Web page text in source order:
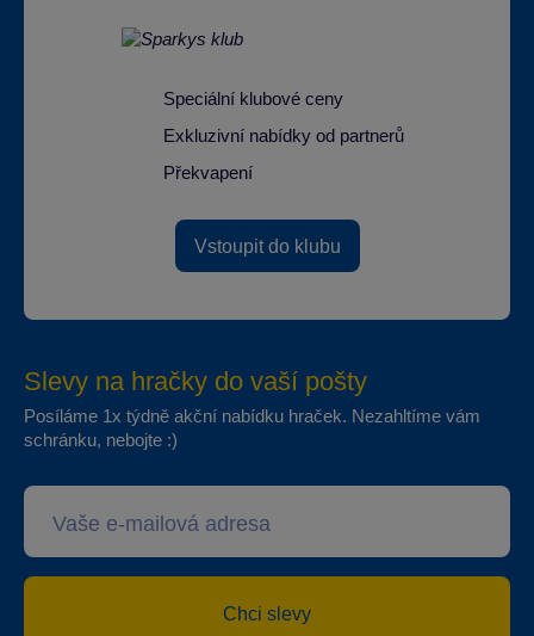
Speciální klubové ceny
Exkluzivní nabídky od partnerů
Překvapení
Vstoupit do klubu
Slevy na hračky do vaší pošty
Posíláme 1x týdně akční nabídku hraček. Nezahltíme vám
schránku, nebojte :)
Chci slevy